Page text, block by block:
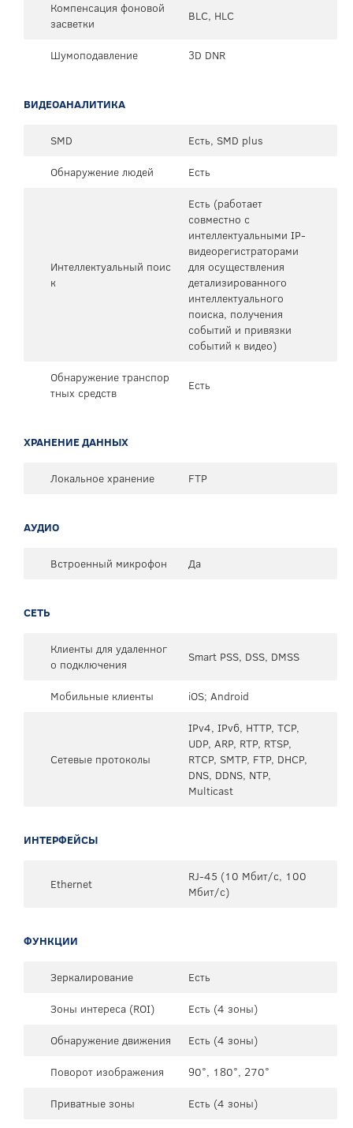
Компенсация фоновой
засветки
BLC, HLC
Шумоподавление 3D DNR
ВИДЕОАНАЛИТИКА
SMD
Есть, SMD plus
Обнаружение людей
Есть
Интеллектуальный поис
к
Есть (работает
совместно с
интеллектуальными IP-
видеорегистраторами
для осуществления
детализированного
интеллектуального
поиска, получения
событий и привязки
событий к видео)
Обнаружение транспор
тных средств
Есть
ХРАНЕНИЕ ДАННЫХ
Локальное хранение FTP
АУДИО
Встроенный микрофон Да
СЕТЬ
Клиенты для удаленног
о подключения
Smart PSS, DSS, DMSS
Мобильные клиенты iOS; Android
Сетевые протоколы
IPv4, IPv6, HTTP, TCP,
UDP, ARP, RTP, RTSP,
RTCP, SMTP, FTP, DHCP,
DNS, DDNS, NTP,
Multicast
ИНТЕРФЕЙСЫ
Ethernet
RJ-45 (10 Мбит/с, 100
Мбит/с)
ФУНКЦИИ
Зеркалирование
Есть
Зоны интереса (ROI)
Есть (4 зоны)
Обнаружение движения
Есть (4 зоны)
Поворот изображения
90°, 180°, 270°
Приватные зоны
Есть (4 зоны)